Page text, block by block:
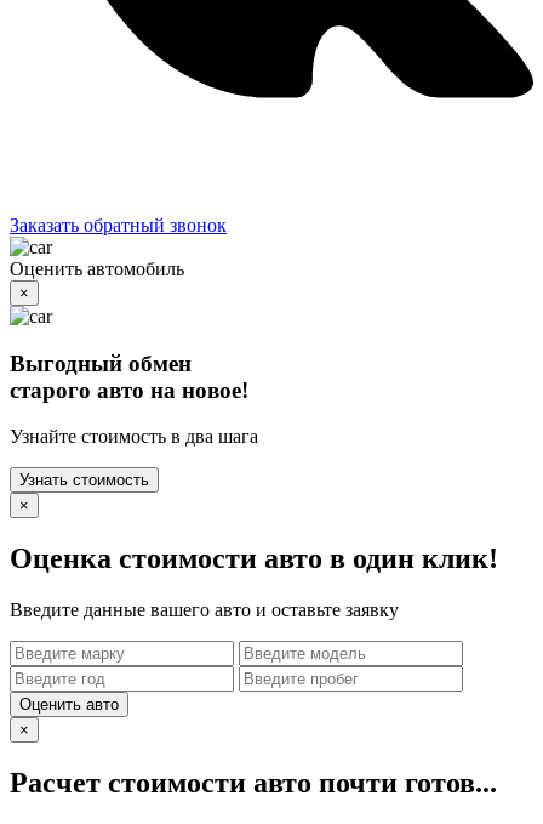
Заказать обратный звонок
Оценить автомобиль
×
Выгодный обмен
старого авто на новое!
Узнайте стоимость в два шага
Узнать стоимость
×
Оценка стоимости авто в один клик!
Введите данные вашего авто и оставьте заявку
Оценить авто
×
Расчет стоимости авто почти готов...